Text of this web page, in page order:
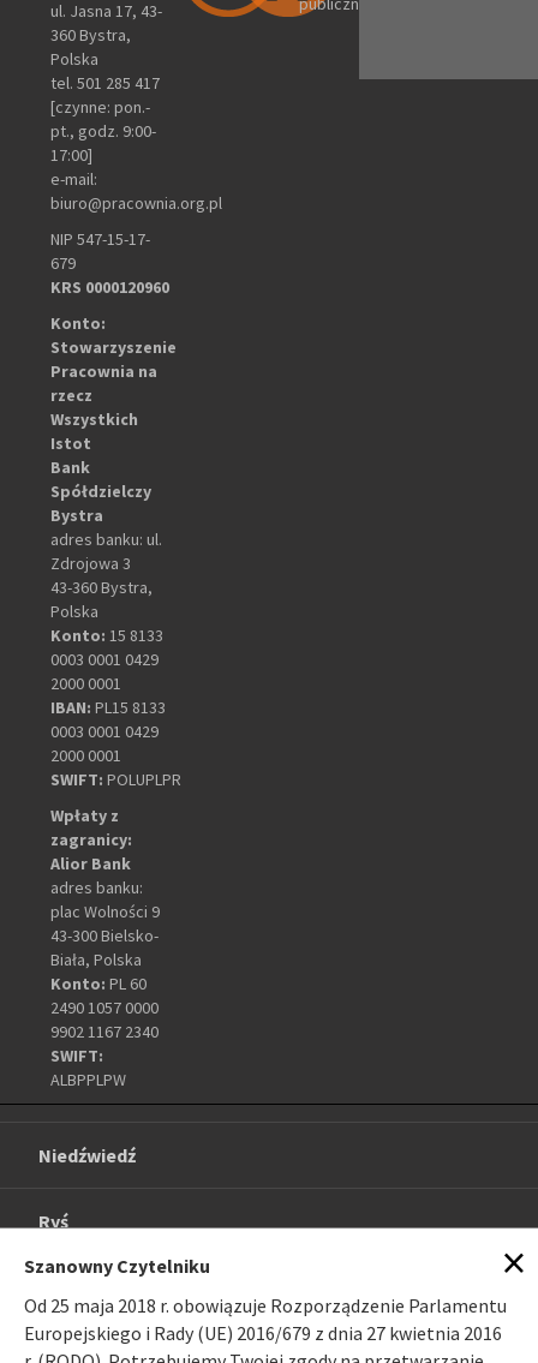
ul. Jasna 17, 43-
360 Bystra,
Polska
tel. 501 285 417
[czynne: pon.-
pt., godz. 9:00-
17:00]
e-mail:
biuro@pracownia.org.pl
NIP 547-15-17-
679
KRS 0000120960
Konto:
Stowarzyszenie
Pracownia na
rzecz
Wszystkich
Istot
Bank
Spółdzielczy
Bystra
adres banku: ul.
Zdrojowa 3
43-360 Bystra,
Polska
Konto: 15 8133
0003 0001 0429
2000 0001
IBAN: PL15 8133
0003 0001 0429
2000 0001
SWIFT: POLUPLPR
Wpłaty z
zagranicy:
Alior Bank
adres banku:
plac Wolności 9
43-300 Bielsko-
Biała, Polska
Konto: PL 60
2490 1057 0000
9902 1167 2340
SWIFT:
ALBPPLPW
Niedźwiedź
Ryś
Galeria
×
Szanowny Czytelniku
Od 25 maja 2018 r. obowiązuje Rozporządzenie Parlamentu
Europejskiego i Rady (UE) 2016/679 z dnia 27 kwietnia 2016